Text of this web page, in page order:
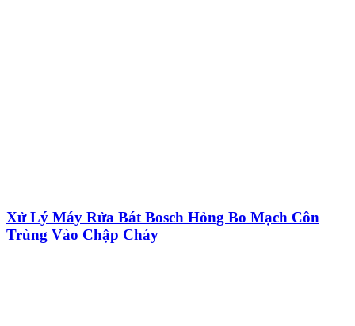
Xử Lý Máy Rửa Bát Bosch Hỏng Bo Mạch Côn
Trùng Vào Chập Cháy